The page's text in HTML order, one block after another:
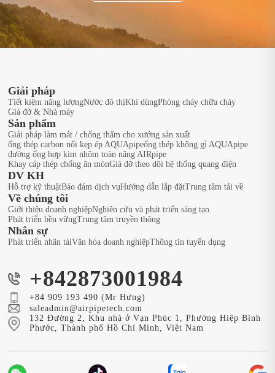
Giải pháp
Tiết kiệm năng lượngNước đô thịKhí dùngPhòng cháy chữa cháy
Giá đỡ & Nhà máy
Sản phẩm
Giải pháp làm mát / chống thấm cho xưởng sản xuất
ống thép carbon nối kẹp ép AQUApipeống thép không gỉ AQUApipe
đường ống hợp kim nhôm toàn năng AIRpipe
Khay cáp thép chống ăn mònGiá đỡ theo dõi hệ thống quang điện
DV KH
Hỗ trợ kỹ thuậtBảo đảm dịch vụHướng dẫn lắp đặtTrung tâm tải về
Về chúng tôi
Giới thiệu doanh nghiệpNghiên cứu và phát triển sáng tạo
Phát triển bền vữngTrung tâm truyền thông
Nhân sự
Phát triển nhân tàiVăn hóa doanh nghiệpThông tin tuyển dụng
+842873001984
+84 909 193 490 (Mr Hưng)
saleadmin@airpipetech.com
132 Đường 2, Khu nhà ở Vạn Phúc 1, Phường Hiệp Bình
Phước, Thành phố Hồ Chí Minh, Việt Nam